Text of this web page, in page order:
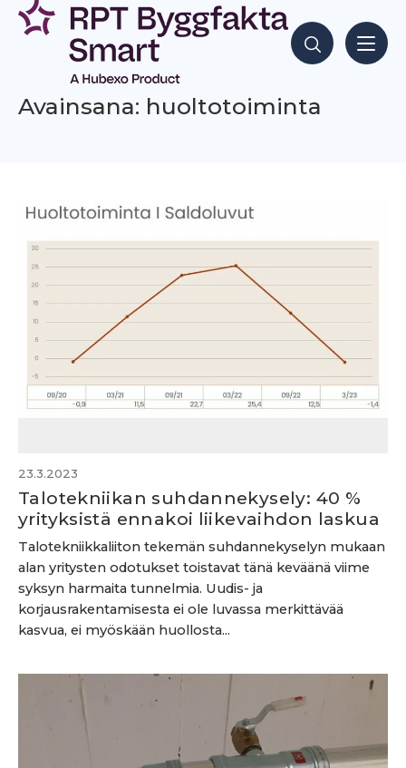
Siirry
sisältöön
Hae sisältöjä
Avainsana: huoltotoiminta
23.3.2023
Talotekniikan suhdannekysely: 40 %
yrityksistä ennakoi liikevaihdon laskua
Talotekniikkaliiton tekemän suhdannekyselyn mukaan
alan yritysten odotukset toistavat tänä keväänä viime
syksyn harmaita tunnelmia. Uudis- ja
korjausrakentamisesta ei ole luvassa merkittävää
kasvua, ei myöskään huollosta...